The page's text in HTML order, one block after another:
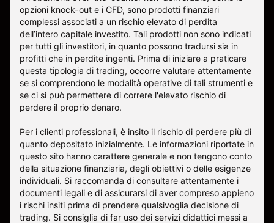
opzioni knock-out e i CFD, sono prodotti finanziari
complessi associati a un rischio elevato di perdita
dell’intero capitale investito. Tali prodotti non sono indicati
per tutti gli investitori, in quanto possono tradursi sia in
profitti che in perdite ingenti. Prima di iniziare a praticare
questa tipologia di trading, occorre valutare attentamente
se si comprendono le modalità operative di tali strumenti e
se ci si può permettere di correre l'elevato rischio di
perdere il proprio denaro.
Per i clienti professionali, è insito il rischio di perdere più di
quanto depositato inizialmente. Le informazioni riportate in
questo sito hanno carattere generale e non tengono conto
della situazione finanziaria, degli obiettivi o delle esigenze
individuali. Si raccomanda di consultare attentamente i
documenti legali e di assicurarsi di aver compreso appieno
i rischi insiti prima di prendere qualsivoglia decisione di
trading. Si consiglia di far uso dei servizi didattici messi a